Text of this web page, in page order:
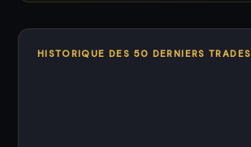
HISTORIQUE DES 50 DERNIERS TRADES